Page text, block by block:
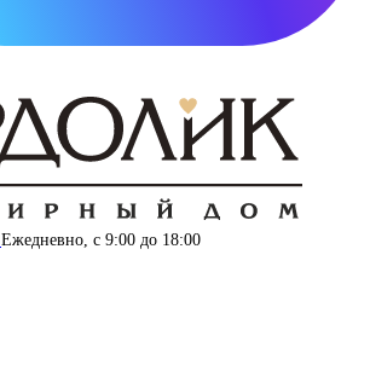
Ежедневно, с 9:00 до 18:00